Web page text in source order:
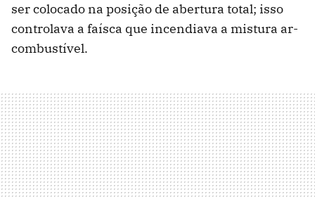
ser colocado na posição de abertura total; isso
controlava a faísca que incendiava a mistura ar-
combustível.